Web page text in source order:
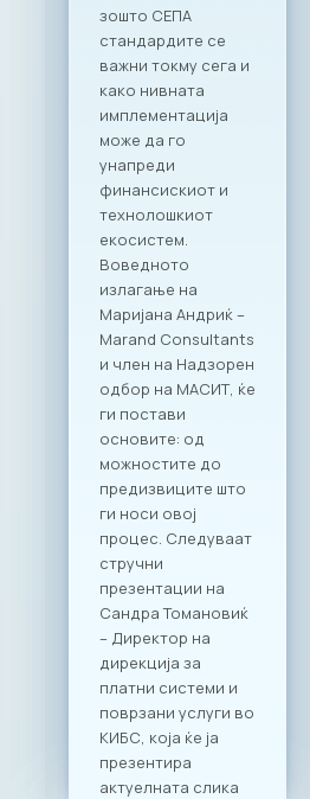
економија
Учеството на
МАСИТ на оваа
конференција ја
нагласува
неопходноста од
ИКТ секторот како
примарен партнер
во процесите на
реформирање на
економскиот
систем. Како
претставници на
најдинамичната
индустрија, МАСИТ
цврсто стои на
ставот дека
технологијата е
најефикасната
алатка за
воспоставување
на ред,
транспарентност и
фер конкуренција
на пазарот.
Официјализирањет
о на оваа
соработка преку
Декларацијата е
потврда за
заложбите на ИКТ
заедницата за